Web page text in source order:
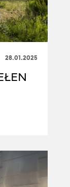
28.01.2025